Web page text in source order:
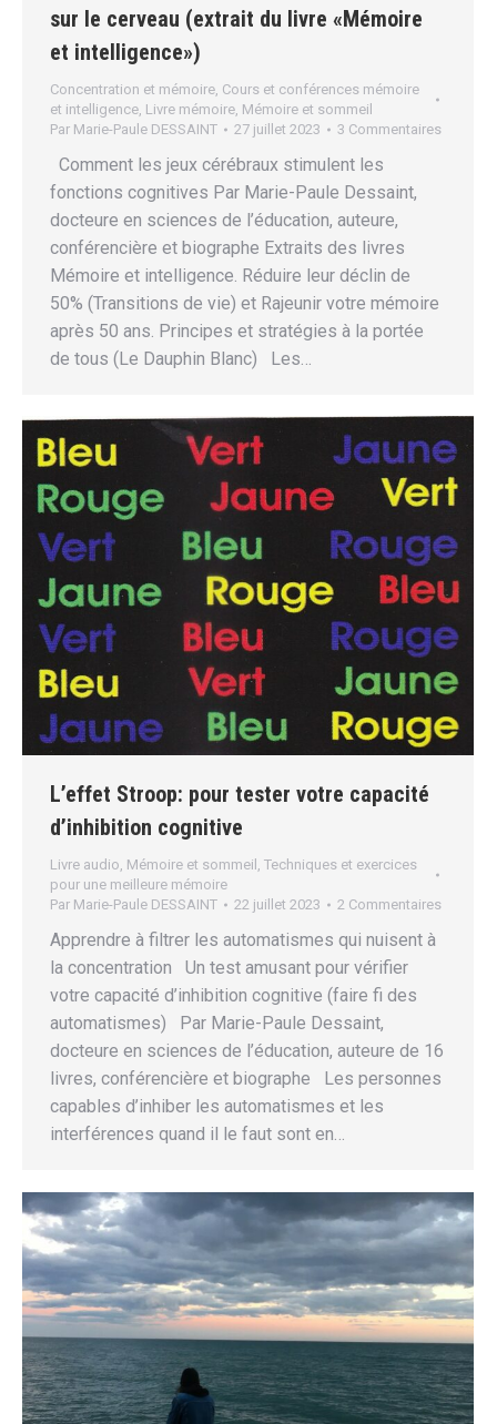
sur le cerveau (extrait du livre «Mémoire
et intelligence»)
Concentration et mémoire Cours et conférences mémoire
et intelligence Livre mémoire Mémoire et sommeil
Par Marie-Paule DESSAINT 27 juillet 2023 3 Commentaires
Comment les jeux cérébraux stimulent les
fonctions cognitives Par Marie-Paule Dessaint,
docteure en sciences de l’éducation, auteure,
conférencière et biographe Extraits des livres
Mémoire et intelligence. Réduire leur déclin de
50% (Transitions de vie) et Rajeunir votre mémoire
après 50 ans. Principes et stratégies à la portée
de tous (Le Dauphin Blanc) Les…
L’effet Stroop: pour tester votre capacité
d’inhibition cognitive
Livre audio Mémoire et sommeil Techniques et exercices
pour une meilleure mémoire
Par Marie-Paule DESSAINT 22 juillet 2023 2 Commentaires
Apprendre à filtrer les automatismes qui nuisent à
la concentration Un test amusant pour vérifier
votre capacité d’inhibition cognitive (faire fi des
automatismes) Par Marie-Paule Dessaint,
docteure en sciences de l’éducation, auteure de 16
livres, conférencière et biographe Les personnes
capables d’inhiber les automatismes et les
interférences quand il le faut sont en…